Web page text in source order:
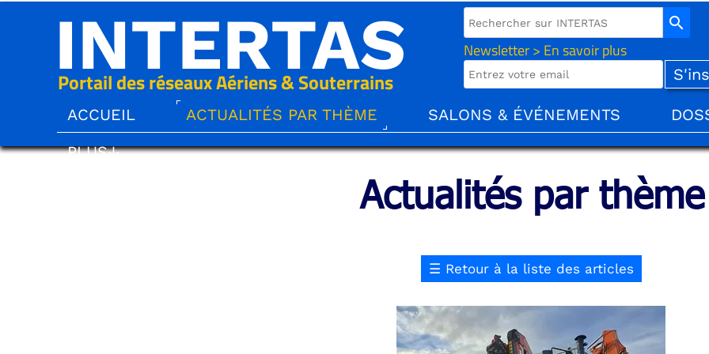
INTERTAS
Portail des réseaux Aériens & Souterrains
Newsletter > En savoir plus
search
ACCUEIL ACTUALITÉS PAR THÈME SALONS & ÉVÉNEMENTS
PLUS↓
Actualités par thème
☰ Retour à la liste des articles